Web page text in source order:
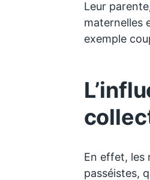
Leur
maternelles
exemple
En effet, les
passéistes,